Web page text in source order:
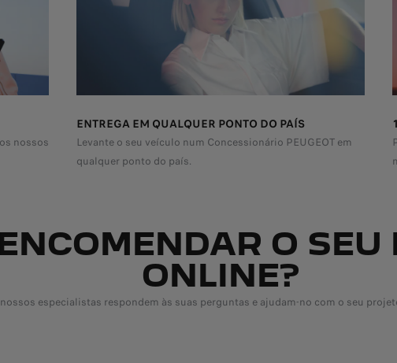
nossos
ENTREGA EM QUALQUER PONTO DO PAÍS
Levante o seu veículo num Concessionário PEUGEOT em
qualquer ponto do país.
O SEU
ONLINE?
especialistas respondem às suas perguntas e ajudam-no com o seu